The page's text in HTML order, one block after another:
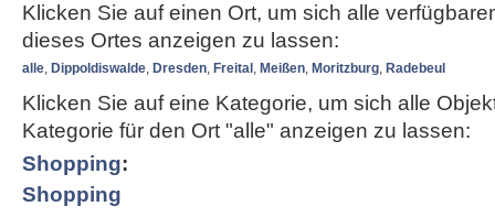
Klicken Sie auf einen Ort, um sich alle
dieses Ortes anzeigen zu lassen:
alle, Dippoldiswalde, Dresden, Freital , Meißen, Moritzburg, Radebeul
Klicken Sie auf eine Kategorie, um sich alle
Kategorie für den Ort "alle" anzeigen zu lassen:
Shopping:
Shopping